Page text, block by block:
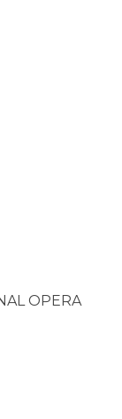
OPERA